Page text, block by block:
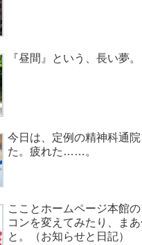
『昼間』という、長い夢。
今日は、定例の精神科通院
た。疲れた……。
こことホームページ本館
コンを変えてみたり、まあ
と。（お知らせと日記）